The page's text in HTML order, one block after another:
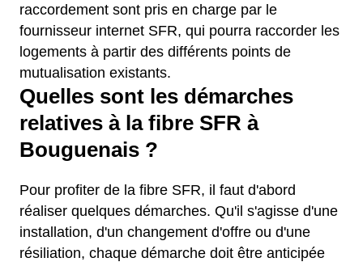
raccordement sont pris en charge par le
fournisseur internet SFR, qui pourra raccorder les
logements à partir des différents points de
mutualisation existants.
Quelles sont les démarches
relatives à la fibre SFR à
Bouguenais ?
Pour profiter de la fibre SFR, il faut d'abord
réaliser quelques démarches. Qu'il s'agisse d'une
installation, d'un changement d'offre ou d'une
résiliation, chaque démarche doit être anticipée